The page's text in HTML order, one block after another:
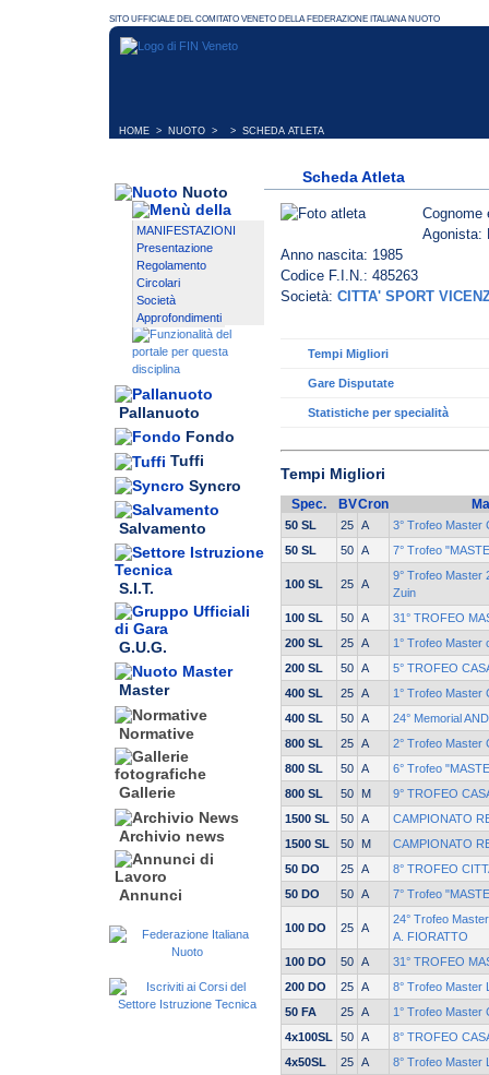
HOME > NUOTO > > SCHEDA ATLETA
Nuoto
MANIFESTAZIONI
Presentazione
Regolamento
Circolari
Società
Approfondimenti
Pallanuoto
Fondo
Tuffi
Syncro
Salvamento
S.I.T.
G.U.G.
Master
Normative
Gallerie
Archivio news
Annunci
Scheda Atleta
Agonista:
Anno nascita: 1985
Codice F.I.N.: 485263
Società: CITTA' SPORT
Tempi Migliori
Gare Disputate
Statistiche per specialità
Tempi Migliori
Spec. BVCron
50 SL 25 A
3° Trofeo Master
50 SL
50 A 7° Trofeo
100 SL 25 A
9° Trofeo Master
Zuin
100 SL
50 A
31° TROFEO
200 SL
25 A
1° Trofeo Master
200 SL
50 A
5° TROFEO
400 SL
25 A
1° Trofeo Master
400 SL
50 A
24° Memorial
800 SL
25 A
2° Trofeo Master
800 SL
50 A
6° Trofeo
800 SL
50 M
9° TROFEO
1500 SL
50 A
CAMPIONATO
1500 SL
50 M
CAMPIONATO
50 DO
25 A
8° TROFEO
50 DO
50 A 7° Trofeo
100 DO 25 A
24° Trofeo
A. FIORATTO
100 DO
50 A
31° TROFEO
200 DO
25 A
8° Trofeo Master
50 FA
25 A
1° Trofeo Master
4x100SL
50 A
8° TROFEO
4x50SL
25 A
8° Trofeo Master